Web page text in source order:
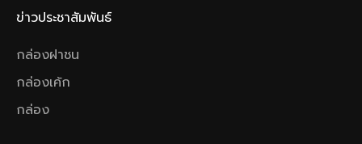
ข่าวประชาสัมพันธ์
กล่องฝาชน
กล่องเค้ก
กล่อง